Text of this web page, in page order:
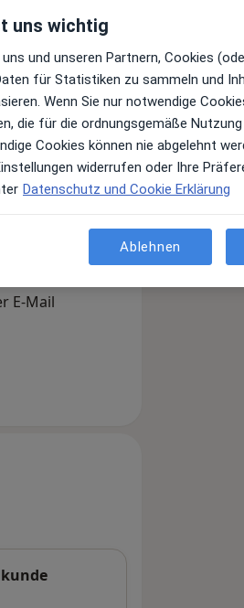
Arzt-Info
Leistungen.
bereits vor
E-Mail
uns wichtig
und unseren Partnern, Cookies
für Statistiken zu sammeln und
Wenn Sie nur notwendige
die für die ordnungsgemäße
Cookies können nie abgelehnt
widerrufen oder Ihre
Datenschutz und Cookie Erklärung
Ablehnen